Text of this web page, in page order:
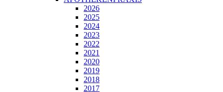
2026
2025
2024
2023
2022
2021
2020
2019
2018
2017